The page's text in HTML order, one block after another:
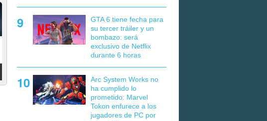
GTA 6 tiene fecha para
su tercer tráiler y un
bombazo: será
exclusivo de Netflix
durante 6 horas
Arc System Works no
ha cumplido lo
prometido: Marvel
Tokon enfurece a los
jugadores de PC por